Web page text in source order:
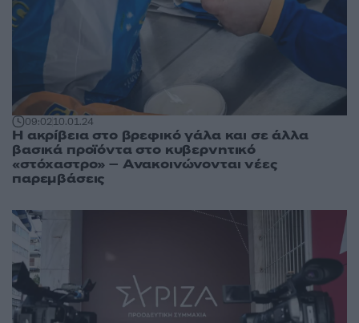
09:0210.01.24
Η ακρίβεια στο βρεφικό γάλα και σε άλλα
βασικά προϊόντα στο κυβερνητικό
«στόχαστρο» – Ανακοινώνονται νέες
παρεμβάσεις